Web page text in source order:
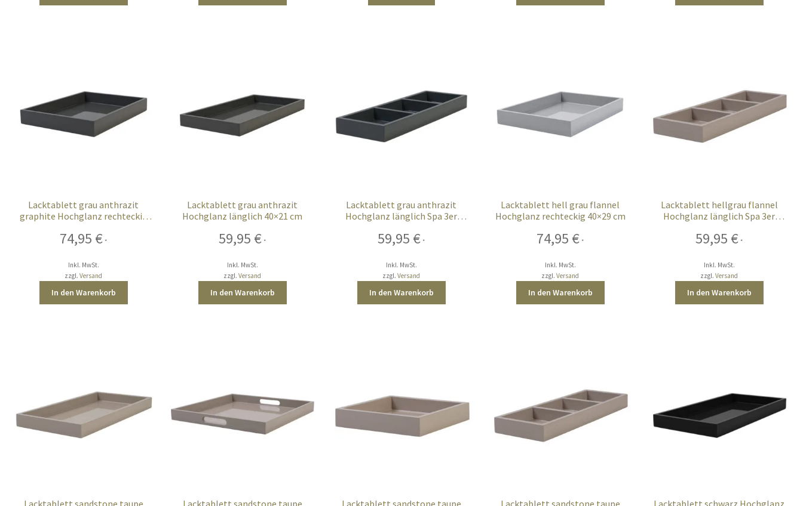
Lacktablett grau anthrazit
graphite Hochglanz rechteckig
74,95 € *
Inkl. MwSt.
zzgl.Versand
In den Warenkorb
Lacktablett grau anthrazit
Hochglanz länglich 40×21 cm
59,95 € *
Inkl. MwSt.
zzgl.Versand
In den Warenkorb
Lacktablett grau anthrazit
Hochglanz länglich Spa 3er
59,95 € *
Inkl. MwSt.
zzgl.Versand
In den Warenkorb
Lacktablett hell grau flannel
Hochglanz rechteckig 40×29 cm
74,95 € *
Inkl. MwSt.
zzgl.Versand
In den Warenkorb
Lacktablett hellgrau flannel
Hochglanz länglich Spa 3er
59,95 € *
Inkl. MwSt.
zzgl.Versand
In den Warenkorb